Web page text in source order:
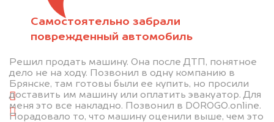
Самостоятельно забрали
поврежденный автомобиль
Решил продать машину. Она после ДТП, понятное
дело не на ходу. Позвонил в одну компанию в
Брянске, там готовы были ее купить, но просили
доставить им машину или оплатить эвакуатор. Для
меня это все накладно. Позвонил в DOROGO.online.
Порадовало то, что машину оценили выше, чем это
Отправьте фотографии автомобиля — через
1. Сфотографируйте машину:
спереди
сзади